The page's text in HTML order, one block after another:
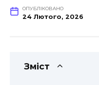
ОПУБЛІКОВАНО
24 Лютого, 2026
Зміст